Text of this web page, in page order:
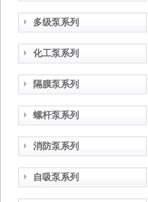
多级泵系列
化工泵系列
隔膜泵系列
螺杆泵系列
消防泵系列
自吸泵系列